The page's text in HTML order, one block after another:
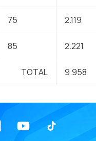
75 2.119
85 2.221
TOTAL 9.958
Youtube